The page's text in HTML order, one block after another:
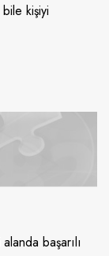
kişiyi
başarılı